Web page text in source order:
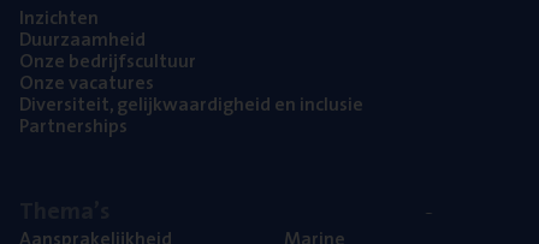
Inzich­ten
Duur­zaam­heid
Onze bedrijfs­cul­tuur
Onze vaca­tu­res
Diver­si­teit, gelijk­waar­dig­heid en inclusie
Part­ner­ships